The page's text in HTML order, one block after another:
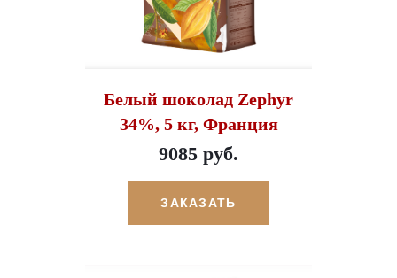
Белый шоколад Zephyr
34%, 5 кг, Франция
9085 руб.
ЗАКАЗАТЬ